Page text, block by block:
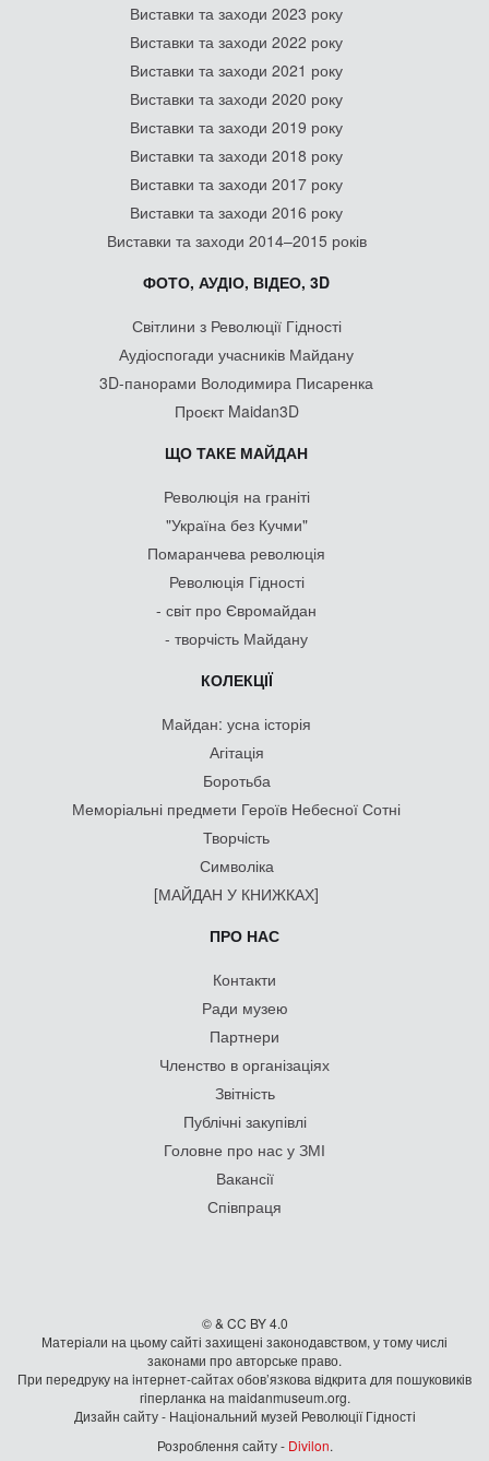
Виставки та заходи 2023 року
Виставки та заходи 2022 року
Виставки та заходи 2021 року
Виставки та заходи 2020 року
Виставки та заходи 2019 року
Виставки та заходи 2018 року
Виставки та заходи 2017 року
Виставки та заходи 2016 року
Виставки та заходи 2014–2015 років
ФОТО, АУДІО, ВІДЕО, 3D
Світлини з Революції Гідності
Аудіоспогади учасників Майдану
3D-панорами Володимира Писаренка
Проєкт Maidan3D
ЩО ТАКЕ МАЙДАН
Революція на граніті
"Україна без Кучми"
Помаранчева революція
Революція Гідності
- світ про Євромайдан
- творчість Майдану
КОЛЕКЦІЇ
Майдан: усна історія
Агітація
Боротьба
Меморіальні предмети Героїв Небесної Сотні
Творчість
Символіка
[МАЙДАН У КНИЖКАХ]
ПРО НАС
Контакти
Ради музею
Партнери
Членство в організаціях
Звітність
Публічні закупівлі
Головне про нас у ЗМІ
Вакансії
Співпраця
© & CC BY 4.0
Матеріали на цьому сайті захищені законодавством, у тому числі
законами про авторське право.
При передруку на iнтернет-сайтах обов’язкова відкрита для пошуковиків
гiперланка на maidanmuseum.org.
Дизайн сайту - Національний музей Революції Гідності
Розроблення сайту - Divilon.